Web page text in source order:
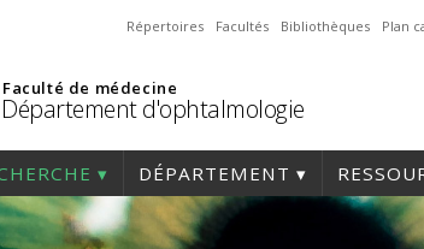
Répertoires Facultés Bibliothèques Plan
Faculté de médecine
Département d'ophtalmologie
DÉPARTEMENT